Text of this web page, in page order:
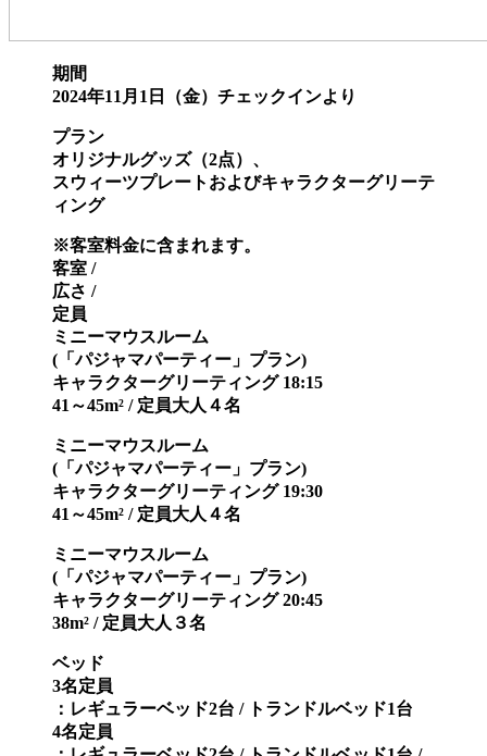
期間
2024年11月1日（金）チェックインより
プラン
オリジナルグッズ（2点）、
スウィーツプレートおよびキャラクターグリーテ
ィング
※客室料金に含まれます。
客室 /
広さ /
定員
ミニーマウスルーム
(「パジャマパーティー」プラン)
キャラクターグリーティング 18:15
41～45m² / 定員大人４名
ミニーマウスルーム
(「パジャマパーティー」プラン)
キャラクターグリーティング 19:30
41～45m² / 定員大人４名
ミニーマウスルーム
(「パジャマパーティー」プラン)
キャラクターグリーティング 20:45
38m² / 定員大人３名
ベッド
3名定員
：レギュラーベッド2台 / トランドルベッド1台
4名定員